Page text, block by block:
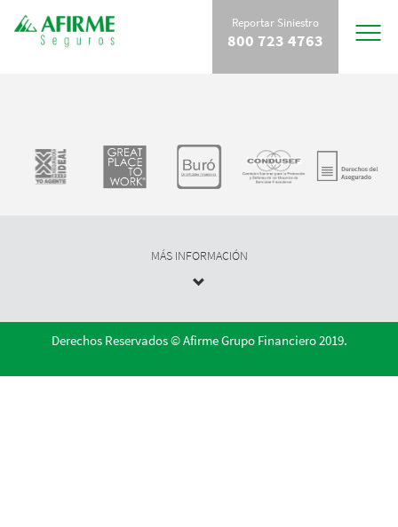
Toggle
Reportar Siniestro
800 723 4763
MÁS INFORMACIÓN
Derechos Reservados © Afirme Grupo Financiero 2019.